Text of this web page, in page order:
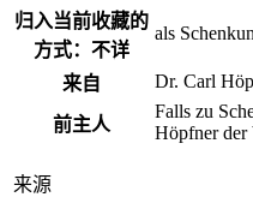
归入当前收藏的
方式：不详
als
来自 Dr. Carl
前主人
Falls zu
Höpfner der
来源